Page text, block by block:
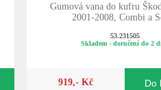
Gumová vana do kufru
2001-2008, Combi a
53.231505
Skladem - doručení do 2
919,- Kč Do